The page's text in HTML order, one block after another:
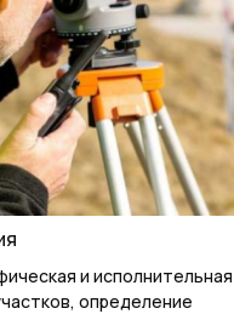
и исполнительная
определение
команда
компании имеетвысшее
имеет многолетний
работ.
в интересах заказчика, и
до конца, а именно до
объекта.